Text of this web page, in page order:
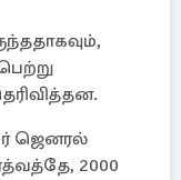
ஜெனரல்
2000